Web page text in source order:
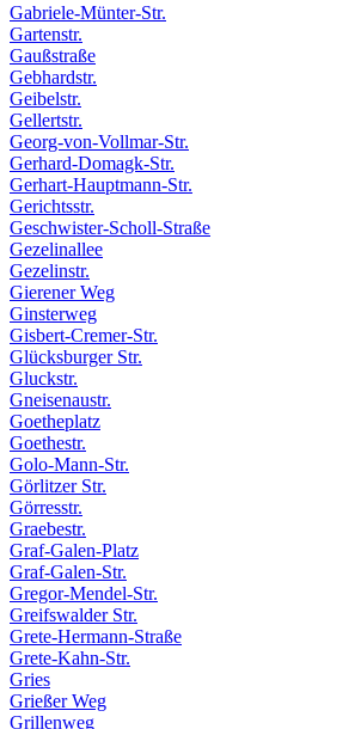
Gabriele-Münter-Str.
Gartenstr.
Gaußstraße
Gebhardstr.
Geibelstr.
Gellertstr.
Georg-von-Vollmar-Str.
Gerhard-Domagk-Str.
Gerhart-Hauptmann-Str.
Gerichtsstr.
Geschwister-Scholl-Straße
Gezelinallee
Gezelinstr.
Gierener Weg
Ginsterweg
Gisbert-Cremer-Str.
Glücksburger Str.
Gluckstr.
Gneisenaustr.
Goetheplatz
Goethestr.
Golo-Mann-Str.
Görlitzer Str.
Görresstr.
Graebestr.
Graf-Galen-Platz
Graf-Galen-Str.
Gregor-Mendel-Str.
Greifswalder Str.
Grete-Hermann-Straße
Grete-Kahn-Str.
Gries
Grießer Weg
Grillenweg